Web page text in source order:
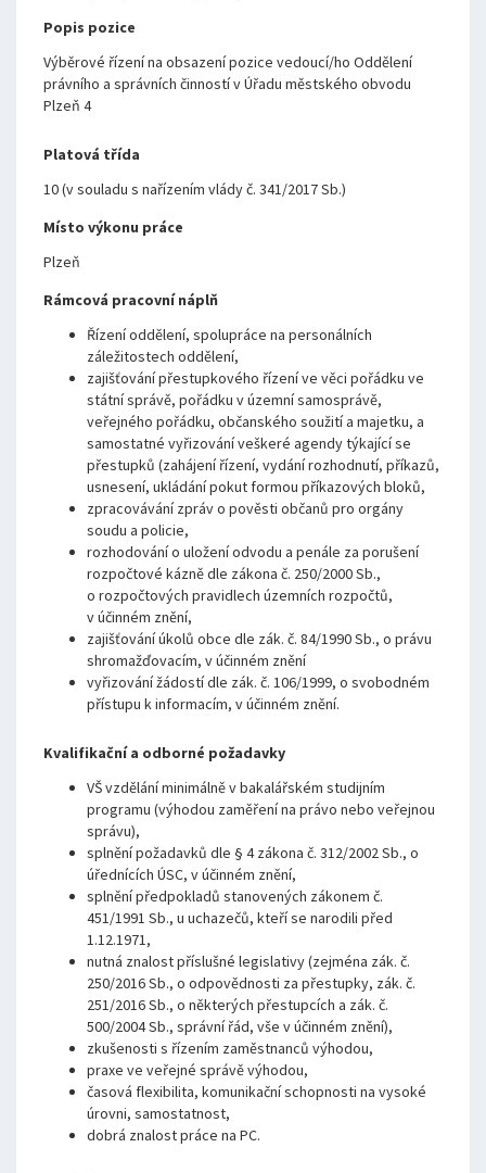
Popis pozice
Výběrové řízení na obsazení pozice vedoucí/ho Oddělení
právního a správních činností v Úřadu městského obvodu
Plzeň 4
Platová třída
10 (v souladu s nařízením vlády č. 341/2017 Sb.)
Místo výkonu práce
Plzeň
Rámcová pracovní náplň
Řízení oddělení, spolupráce na personálních
záležitostech oddělení,
zajišťování přestupkového řízení ve věci pořádku ve
státní správě, pořádku v územní samosprávě,
veřejného pořádku, občanského soužití a majetku, a
samostatné vyřizování veškeré agendy týkající se
přestupků (zahájení řízení, vydání rozhodnutí, příkazů,
usnesení, ukládání pokut formou příkazových bloků,
zpracovávání zpráv o pověsti občanů pro orgány
soudu a policie,
rozhodování o uložení odvodu a penále za porušení
rozpočtové kázně dle zákona č. 250/2000 Sb.,
o rozpočtových pravidlech územních rozpočtů,
v účinném znění,
zajišťování úkolů obce dle zák. č. 84/1990 Sb., o právu
shromažďovacím, v účinném znění
vyřizování žádostí dle zák. č. 106/1999, o svobodném
přístupu k informacím, v účinném znění.
Kvalifikační a odborné požadavky
VŠ vzdělání minimálně v bakalářském studijním
programu (výhodou zaměření na právo nebo veřejnou
správu),
splnění požadavků dle § 4 zákona č. 312/2002 Sb., o
úřednících ÚSC, v účinném znění,
splnění předpokladů stanovených zákonem č.
451/1991 Sb., u uchazečů, kteří se narodili před
1.12.1971,
nutná znalost příslušné legislativy (zejména zák. č.
250/2016 Sb., o odpovědnosti za přestupky, zák. č.
251/2016 Sb., o některých přestupcích a zák. č.
500/2004 Sb., správní řád, vše v účinném znění),
zkušenosti s řízením zaměstnanců výhodou,
praxe ve veřejné správě výhodou,
časová flexibilita, komunikační schopnosti na vysoké
úrovni, samostatnost,
dobrá znalost práce na PC.